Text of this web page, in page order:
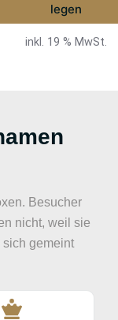
legen
inkl. 19 % MwSt.
Besucher
nicht, weil sie
gemeint